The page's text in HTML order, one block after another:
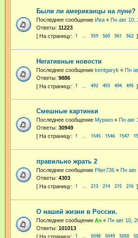
Были ли американцы на луне?
Последнее сообщение Ива « Пн авг 10,
Ответы: 11223
1 … 559 560 561 562
Негативные новости
Последнее сообщение kentgaryk « Пн
Ответы: 9886
1 492 493 494 495
Смешные картинки
Последнее сообщение Муркиз « Пн авг
Ответы: 30949
1 1545 1546 1547
правильно жрать 2
Последнее сообщение Piter736 « Пн авг
Ответы: 4303
1 … 213 214 215 216
О нашей жизни в России.
Последнее сообщение As « Пн авг 10,
Ответы: 101013
1 5048 5049 5050